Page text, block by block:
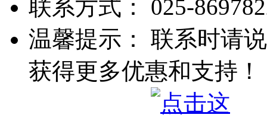
联系方式： 025-
温馨提示： 联系时请
获得更多优惠和支持！